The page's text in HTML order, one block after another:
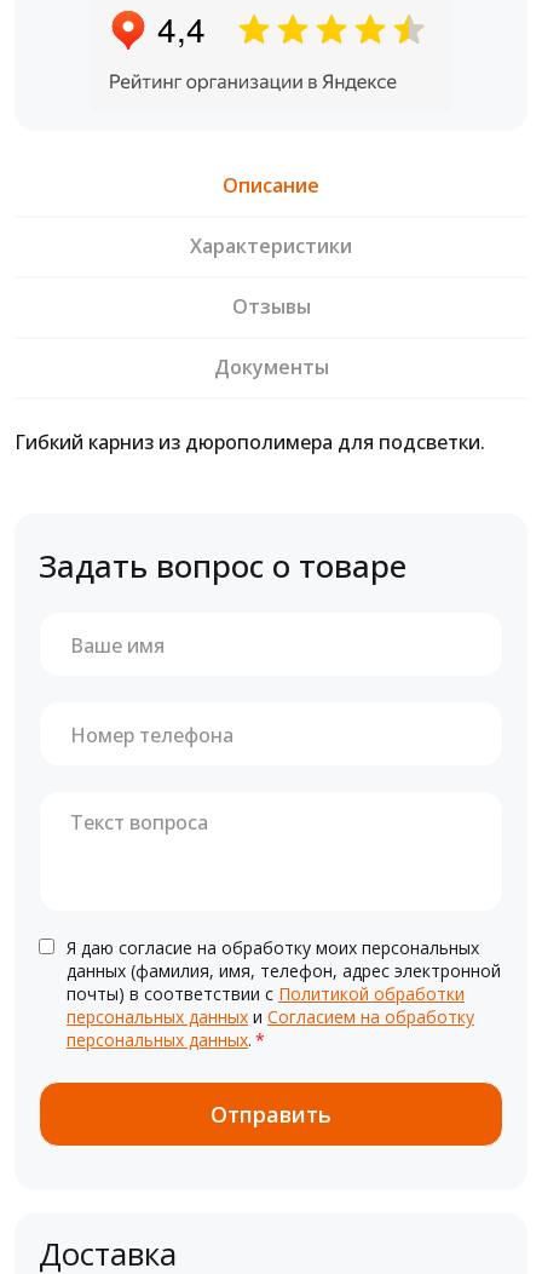
Описание
Характеристики
Отзывы
Документы
Гибкий карниз из дюрополимера для подсветки.
Задать вопрос о товаре
Я даю согласие на обработку моих персональных
данных (фамилия, имя, телефон, адрес электронной
почты) в соответствии с Политикой обработки
персональных данных и Согласием на обработку
персональных данных. *
Доставка